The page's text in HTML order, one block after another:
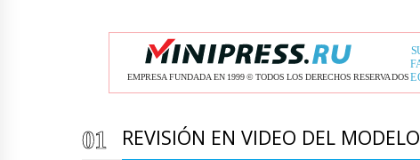
REVISIÓN EN VIDEO DEL MODELO